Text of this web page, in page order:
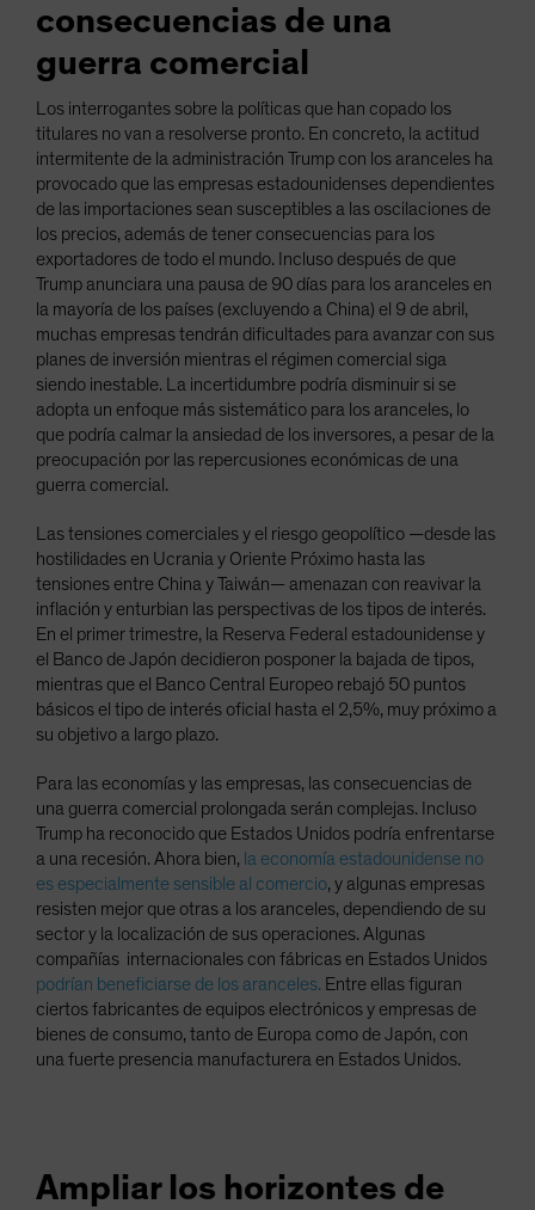
consecuencias de una
guerra comercial
Los interrogantes sobre la políticas que han copado los
titulares no van a resolverse pronto. En concreto, la actitud
intermitente de la administración Trump con los aranceles ha
provocado que las empresas estadounidenses dependientes
de las importaciones sean susceptibles a las oscilaciones de
los precios, además de tener consecuencias para los
exportadores de todo el mundo. Incluso después de que
Trump anunciara una pausa de 90 días para los aranceles en
la mayoría de los países (excluyendo a China) el 9 de abril,
muchas empresas tendrán dificultades para avanzar con sus
planes de inversión mientras el régimen comercial siga
siendo inestable. La incertidumbre podría disminuir si se
adopta un enfoque más sistemático para los aranceles, lo
que podría calmar la ansiedad de los inversores, a pesar de la
preocupación por las repercusiones económicas de una
guerra comercial.
Las tensiones comerciales y el riesgo geopolítico —desde las
hostilidades en Ucrania y Oriente Próximo hasta las
tensiones entre China y Taiwán— amenazan con reavivar la
inflación y enturbian las perspectivas de los tipos de interés.
En el primer trimestre, la Reserva Federal estadounidense y
el Banco de Japón decidieron posponer la bajada de tipos,
mientras que el Banco Central Europeo rebajó 50 puntos
básicos el tipo de interés oficial hasta el 2,5%, muy próximo a
su objetivo a largo plazo.
Para las economías y las empresas, las consecuencias de
una guerra comercial prolongada serán complejas. Incluso
Trump ha reconocido que Estados Unidos podría enfrentarse
a una recesión. Ahora bien, la economía estadounidense no
es especialmente sensible al comercio, y algunas empresas
resisten mejor que otras a los aranceles, dependiendo de su
sector y la localización de sus operaciones. Algunas
compañías internacionales con fábricas en Estados Unidos
podrían beneficiarse de los aranceles. Entre ellas figuran
ciertos fabricantes de equipos electrónicos y empresas de
bienes de consumo, tanto de Europa como de Japón, con
una fuerte presencia manufacturera en Estados Unidos.
Ampliar los horizontes de